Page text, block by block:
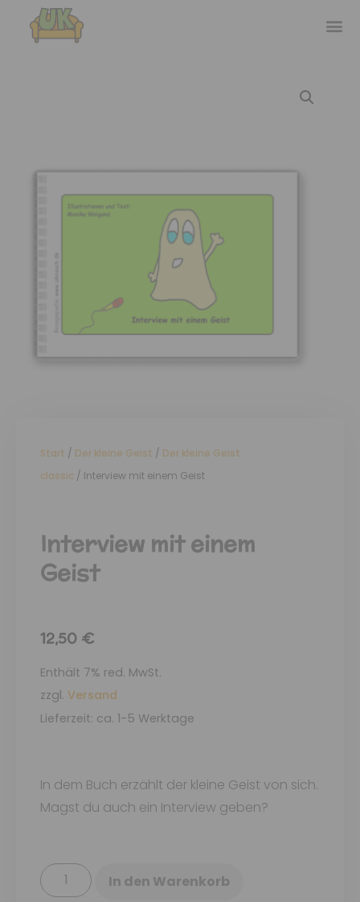
Start / Der kleine Geist / Der kleine Geist
classic / Interview mit einem Geist
Interview mit einem
Geist
12,50 €
Enthält 7% red. MwSt.
zzgl. Versand
Lieferzeit: ca. 1-5 Werktage
In dem Buch erzählt der kleine Geist von sich.
Magst du auch ein Interview geben?
In den Warenkorb